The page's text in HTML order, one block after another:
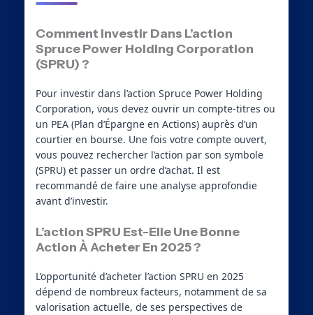
Comment Investir Dans L’action
Spruce Power Holding Corporation
(SPRU) ?
Pour investir dans l’action Spruce Power Holding
Corporation, vous devez ouvrir un compte-titres ou
un PEA (Plan d’Épargne en Actions) auprès d’un
courtier en bourse. Une fois votre compte ouvert,
vous pouvez rechercher l’action par son symbole
(SPRU) et passer un ordre d’achat. Il est
recommandé de faire une analyse approfondie
avant d’investir.
L’action SPRU Est-Elle Une Bonne
Action À Acheter En 2025 ?
L’opportunité d’acheter l’action SPRU en 2025
dépend de nombreux facteurs, notamment de sa
valorisation actuelle, de ses perspectives de